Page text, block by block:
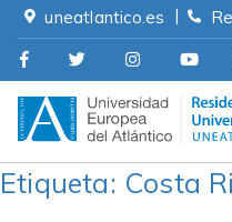
Skip
content
uneatlantico.es |
Residencia Universitaria
Etiqueta: Costa